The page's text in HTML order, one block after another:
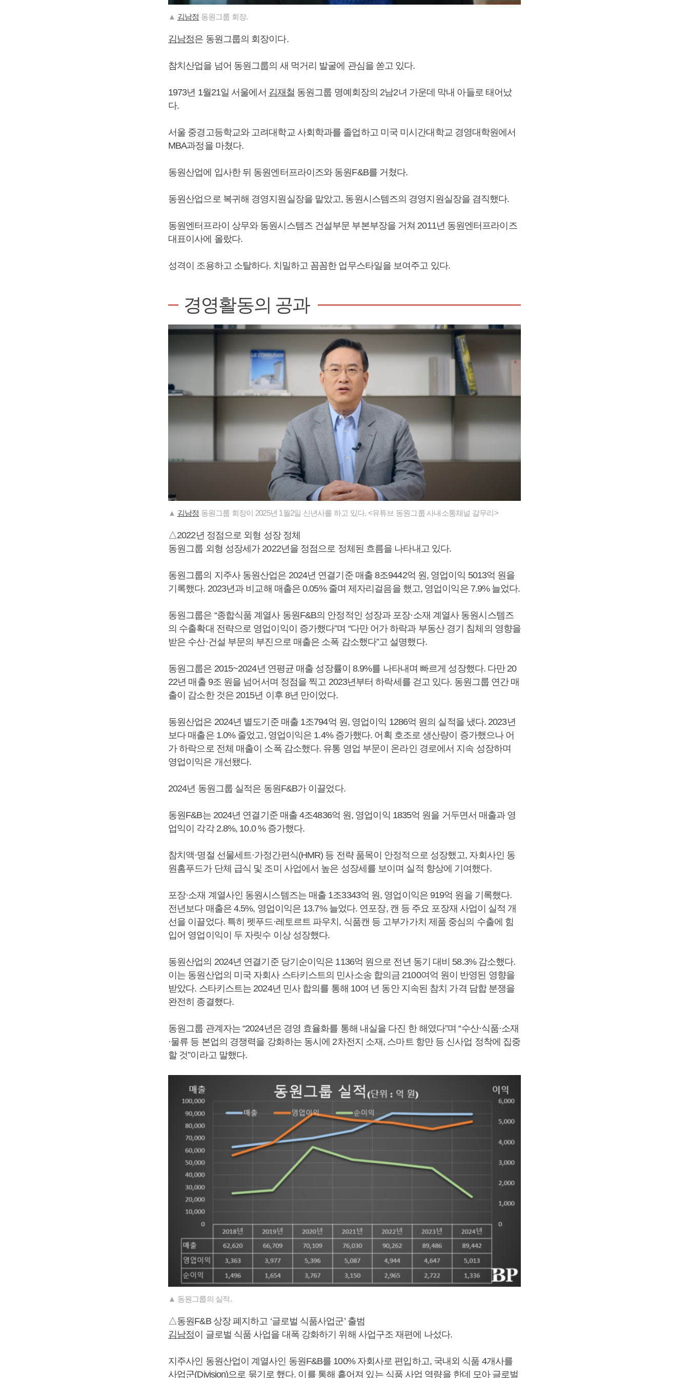
▲ 김남정 동원그룹 회장.
김남정은 동원그룹의 회장이다.
참치산업을 넘어 동원그룹의 새 먹거리 발굴에 관심을 쏟고 있다.
1973년 1월21일 서울에서 김재철 동원그룹 명예회장의 2남2녀 가운데 막내 아들로 태어났
다.
서울 중경고등학교와 고려대학교 사회학과를 졸업하고 미국 미시간대학교 경영대학원에서
MBA과정을 마쳤다.
동원산업에 입사한 뒤 동원엔터프라이즈와 동원F&B를 거쳤다.
동원산업으로 복귀해 경영지원실장을 맡았고, 동원시스템즈의 경영지원실장을 겸직했다.
동원엔터프라이 상무와 동원시스템즈 건설부문 부본부장을 거쳐 2011년 동원엔터프라이즈
대표이사에 올랐다.
성격이 조용하고 소탈하다. 치밀하고 꼼꼼한 업무스타일을 보여주고 있다.
경영활동의 공과
▲ 김남정 동원그룹 회장이 2025년 1월2일 신년사를 하고 있다. <유튜브 동원그룹 사내소통채널 갈무리>
△2022년 정점으로 외형 성장 정체
동원그룹 외형 성장세가 2022년을 정점으로 정체된 흐름을 나타내고 있다.
동원그룹의 지주사 동원산업은 2024년 연결기준 매출 8조9442억 원, 영업이익 5013억 원을
기록했다. 2023년과 비교해 매출은 0.05% 줄며 제자리걸음을 했고, 영업이익은 7.9% 늘었다.
동원그룹은 “종합식품 계열사 동원F&B의 안정적인 성장과 포장·소재 계열사 동원시스템즈
의 수출확대 전략으로 영업이익이 증가했다”며 “다만 어가 하락과 부동산 경기 침체의 영향을
받은 수산·건설 부문의 부진으로 매출은 소폭 감소했다”고 설명했다.
동원그룹은 2015~2024년 연평균 매출 성장률이 8.9%를 나타내며 빠르게 성장했다. 다만 20
22년 매출 9조 원을 넘어서며 정점을 찍고 2023년부터 하락세를 걷고 있다. 동원그룹 연간 매
출이 감소한 것은 2015년 이후 8년 만이었다.
동원산업은 2024년 별도기준 매출 1조794억 원, 영업이익 1286억 원의 실적을 냈다. 2023년
보다 매출은 1.0% 줄었고, 영업이익은 1.4% 증가했다. 어획 호조로 생산량이 증가했으나 어
가 하락으로 전체 매출이 소폭 감소했다. 유통 영업 부문이 온라인 경로에서 지속 성장하며
영업이익은 개선됐다.
2024년 동원그룹 실적은 동원F&B가 이끌었다.
동원F&B는 2024년 연결기준 매출 4조4836억 원, 영업이익 1835억 원을 거두면서 매출과 영
업익이 각각 2.8%, 10.0 % 증가했다.
참치액·명절 선물세트·가정간편식(HMR) 등 전략 품목이 안정적으로 성장했고, 자회사인 동
원홈푸드가 단체 급식 및 조미 사업에서 높은 성장세를 보이며 실적 향상에 기여했다.
포장·소재 계열사인 동원시스템즈는 매출 1조3343억 원, 영업이익은 919억 원을 기록했다.
전년보다 매출은 4.5%, 영업이익은 13.7% 늘었다. 연포장, 캔 등 주요 포장재 사업이 실적 개
선을 이끌었다. 특히 펫푸드·레토르트 파우치, 식품캔 등 고부가가치 제품 중심의 수출에 힘
입어 영업이익이 두 자릿수 이상 성장했다.
동원산업의 2024년 연결기준 당기순이익은 1136억 원으로 전년 동기 대비 58.3% 감소했다.
이는 동원산업의 미국 자회사 스타키스트의 민사소송 합의금 2100여억 원이 반영된 영향을
받았다. 스타키스트는 2024년 민사 합의를 통해 10여 년 동안 지속된 참치 가격 담합 분쟁을
완전히 종결했다.
동원그룹 관계자는 “2024년은 경영 효율화를 통해 내실을 다진 한 해였다”며 “수산·식품·소재
·물류 등 본업의 경쟁력을 강화하는 동시에 2차전지 소재, 스마트 항만 등 신사업 정착에 집중
할 것”이라고 말했다.
▲ 동원그룹의 실적.
△동원F&B 상장 폐지하고 ‘글로벌 식품사업군’ 출범
김남정이 글로벌 식품 사업을 대폭 강화하기 위해 사업구조 재편에 나섰다.
지주사인 동원산업이 계열사인 동원F&B를 100% 자회사로 편입하고, 국내외 식품 4개사를
사업군(Division)으로 묶기로 했다. 이를 통해 흩어져 있는 식품 사업 역량을 한데 모아 글로벌